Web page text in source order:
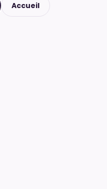
Accueil